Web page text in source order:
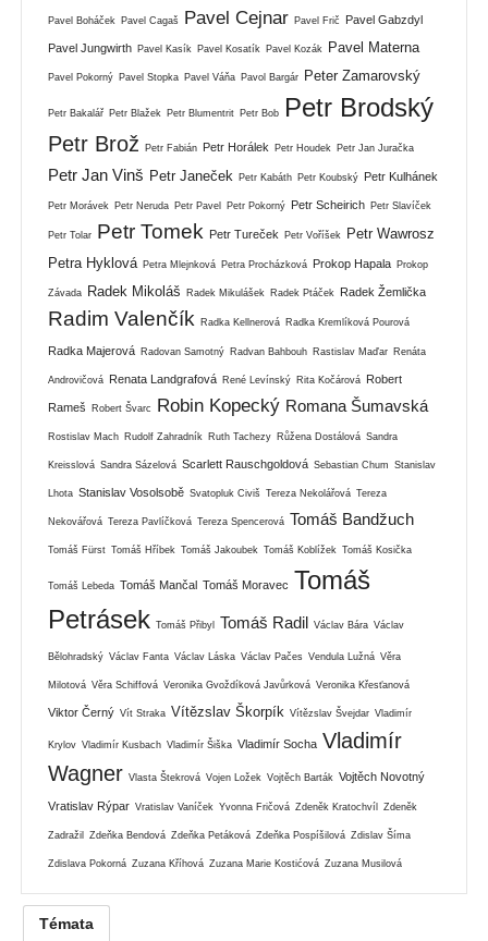
Pavel Boháček Pavel Cagaš Pavel Cejnar Pavel Frič Pavel Gabzdyl
Pavel Jungwirth Pavel Kasík Pavel Kosatík Pavel Kozák Pavel Materna
Pavel Pokorný Pavel Stopka Pavel Váňa Pavol Bargár Peter Zamarovský
Petr Bakalář Petr Blažek Petr Blumentrit Petr Bob Petr Brodský
Petr Brož Petr Fabián Petr Horálek Petr Houdek Petr Jan Juračka
Petr Jan Vinš Petr Janeček Petr Kabáth Petr Koubský Petr Kulhánek
Petr Morávek Petr Neruda Petr Pavel Petr Pokorný Petr Scheirich Petr Slavíček
Petr Tolar Petr Tomek Petr Tureček Petr Voříšek
Petr Wawrosz
Petra Hyklová Petra Mlejnková Petra Procházková Prokop Hapala Prokop
Závada Radek Mikoláš Radek Mikulášek Radek Ptáček Radek Žemlička
Radim Valenčík Radka Kellnerová Radka Kremlíková Pourová
Radka Majerová Radovan Samotný Radvan Bahbouh Rastislav Maďar Renáta
Androvičová Renata Landgrafová René Levínský Rita Kočárová Robert
Rameš Robert Švarc Robin Kopecký Romana Šumavská
Rostislav Mach Rudolf Zahradník Ruth Tachezy Růžena Dostálová Sandra
Kreisslová Sandra Sázelová Scarlett Rauschgoldová Sebastian Chum Stanislav
Lhota Stanislav Vosolsobě Svatopluk Civiš Tereza Nekolářová Tereza
Nekovářová Tereza Pavlíčková Tereza Spencerová Tomáš Bandžuch
Tomáš Fürst Tomáš Hříbek Tomáš Jakoubek Tomáš Koblížek Tomáš Kosička
Tomáš Lebeda Tomáš Mančal Tomáš Moravec Tomáš
Petrásek Tomáš Přibyl Tomáš Radil Václav Bára Václav
Bělohradský Václav Fanta Václav Láska Václav Pačes Vendula Lužná Věra
Milotová Věra Schiffová Veronika Gvoždíková Javůrková Veronika Křesťanová
Viktor Černý Vít Straka Vítězslav Škorpík Vítězslav Švejdar Vladimír
Krylov Vladimír Kusbach Vladimír Šiška Vladimír Socha Vladimír
Wagner Vlasta Štekrová Vojen Ložek Vojtěch Barták Vojtěch Novotný
Vratislav Rýpar Vratislav Vaníček Yvonna Fričová Zdeněk Kratochvíl Zdeněk
Zadražil Zdeňka Bendová Zdeňka Petáková Zdeňka Pospíšilová Zdislav Šíma
Zdislava Pokorná Zuzana Kříhová Zuzana Marie Kostićová Zuzana Musilová
Témata